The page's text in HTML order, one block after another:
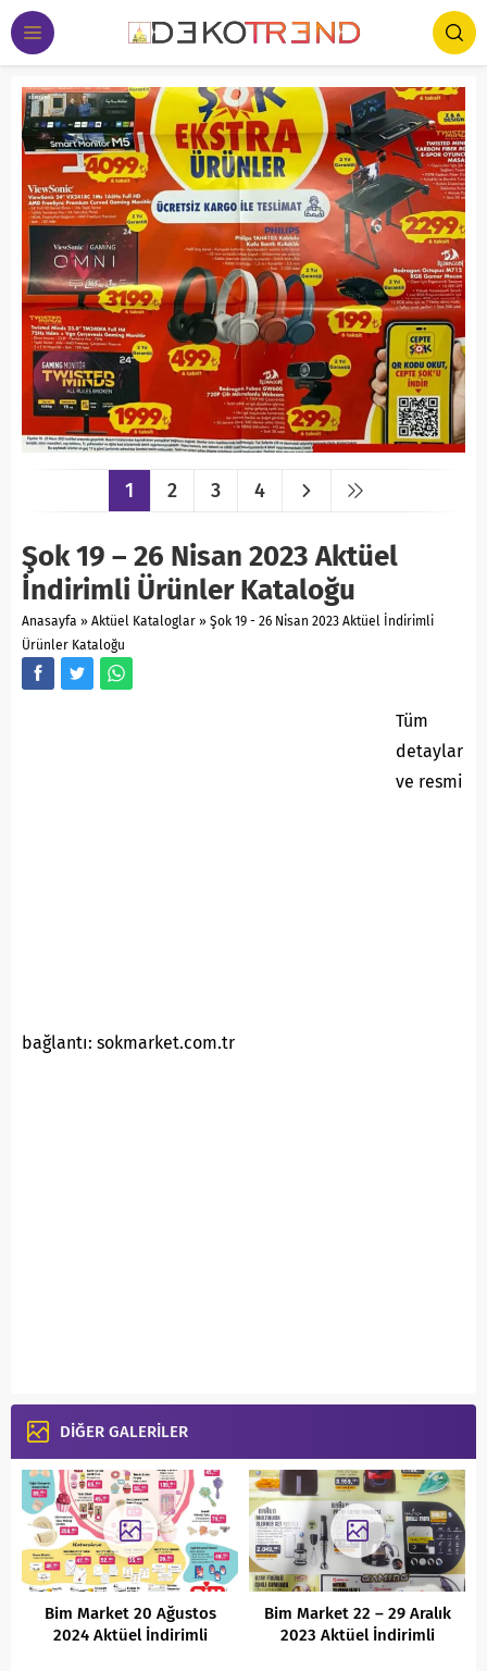
1 2 3 4
Şok 19 – 26 Nisan 2023 Aktüel
İndirimli Ürünler Kataloğu
Anasayfa » Aktüel Kataloglar » Şok 19 - 26 Nisan 2023 Aktüel İndirimli
Ürünler Kataloğu
Tüm
detaylar
ve resmi
bağlantı: sokmarket.com.tr
DİĞER GALERİLER
Bim Market 20 Ağustos
2024 Aktüel İndirimli
Bim Market 22 – 29 Aralık
2023 Aktüel İndirimli